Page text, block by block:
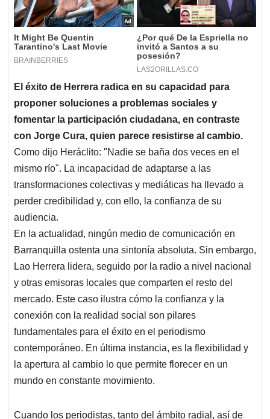
El éxito de Herrera radica en su capacidad para
proponer soluciones a problemas sociales y
fomentar la participación ciudadana, en contraste
con Jorge Cura, quien parece resistirse al cambio.
Como dijo Heráclito: "Nadie se baña dos veces en el
mismo río". La incapacidad de adaptarse a las
transformaciones colectivas y mediáticas ha llevado a
perder credibilidad y, con ello, la confianza de su
audiencia.
En la actualidad, ningún medio de comunicación en
Barranquilla ostenta una sintonía absoluta. Sin embargo,
Lao Herrera lidera, seguido por la radio a nivel nacional
y otras emisoras locales que comparten el resto del
mercado. Este caso ilustra cómo la confianza y la
conexión con la realidad social son pilares
fundamentales para el éxito en el periodismo
contemporáneo. En última instancia, es la flexibilidad y
la apertura al cambio lo que permite florecer en un
mundo en constante movimiento.
Cuando los periodistas, tanto del ámbito radial, así de